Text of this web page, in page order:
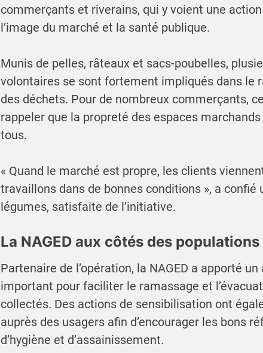
commerçants et riverains, qui y voient une
l’image du marché et la santé publique.
Munis de pelles, râteaux et sacs-poubelles,
volontaires se sont fortement impliqués dans le
des déchets. Pour de nombreux commerçants,
rappeler que la propreté des espaces
tous.
« Quand le marché est propre, les clients
travaillons dans de bonnes conditions », a confié
légumes, satisfaite de l’initiative.
La NAGED aux côtés des populations
Partenaire de l’opération, la NAGED a apporté
important pour faciliter le ramassage et
collectés. Des actions de sensibilisation ont
auprès des usagers afin d’encourager les bons
d’hygiène et d’assainissement.